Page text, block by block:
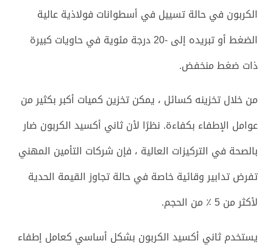
الكربون في حالة تسييل في أسطوانات فولاذية عالية
الضغط أو تبريده إلى -20 درجة مئوية في حاويات كبيرة
ذات ضغط منخفض.
من خلال تخزينه كسائل ، يمكن تخزين كميات أكبر بكثير من
عوامل الإطفاء بكفاءة. نظرًا لأن ثاني أكسيد الكربون ضار
بالصحة في التركيزات العالية ، فإن شركات التأمين المهني
تفرض تدابير وقائية خاصة في حالة تجاوز القيمة الحدية
لأكثر من 5 ٪ من الحجم.
يستخدم ثاني أكسيد الكربون بشكل أساسي كعامل إطفاء